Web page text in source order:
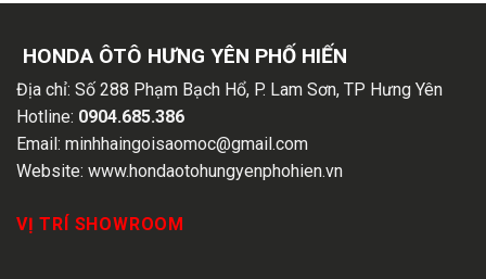
HONDA ÔTÔ HƯNG YÊN PHỐ HIẾN
Địa chỉ: Số 288 Phạm Bạch Hổ, P. Lam Sơn, TP Hưng Yên
Hotline: 0904.685.386
Email: minhhaingoisaomoc@gmail.com
Website: www.hondaotohungyenphohien.vn
VỊ TRÍ SHOWROOM